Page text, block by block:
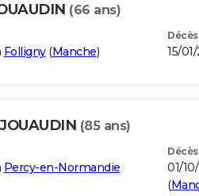
(66 ans)
Folligny(Manche)
Décès
15/
(85 ans)
Percy-en-Normandie
Décès
01/
(